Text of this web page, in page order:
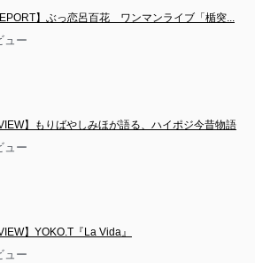
】ぶっ恋呂百花　ワンマンライブ「楯突...
ュー
】もりばやしみほが語る、ハイポジ今昔物語
ュー
】YOKO.T『La Vida』
ュー